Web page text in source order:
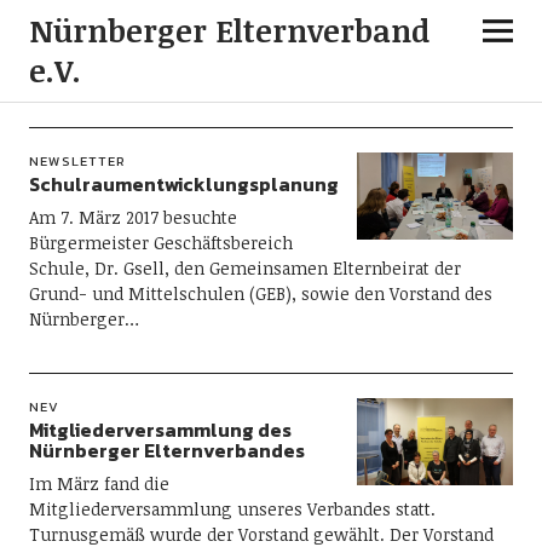
Nürnberger Elternverband
e.V.
Neueste Beiträge
NEWSLETTER
Schulraumentwicklungsplanung
Am 7. März 2017 besuchte
Bürgermeister Geschäftsbereich
Schule, Dr. Gsell, den Gemeinsamen Elternbeirat der
Grund- und Mittelschulen (GEB), sowie den Vorstand des
Nürnberger…
NEV
Mitgliederversammlung des
Nürnberger Elternverbandes
Im März fand die
Mitgliederversammlung unseres Verbandes statt.
Turnusgemäß wurde der Vorstand gewählt. Der Vorstand